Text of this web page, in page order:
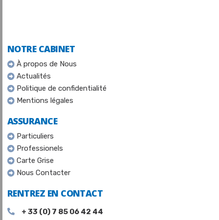
NOTRE CABINET
À propos de Nous
Actualités
Politique de confidentialité
Mentions légales
ASSURANCE
Particuliers
Professionels
Carte Grise
Nous Contacter
RENTREZ EN CONTACT
+ 33 (0) 7 85 06 42 44